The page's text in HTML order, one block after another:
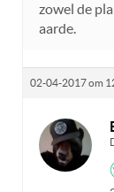
zowel de
aarde.
02-04-2017 om